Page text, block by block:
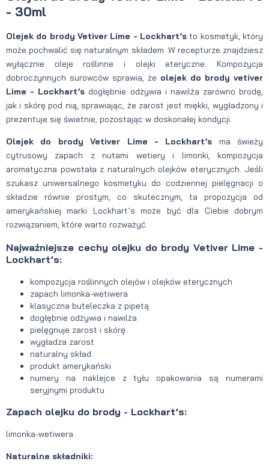
- 30ml
Olejek do brody Vetiver Lime - Lockhart’s to kosmetyk, który
może pochwalić się naturalnym składem. W recepturze znajdziesz
wyłącznie oleje roślinne i olejki eteryczne. Kompozycja
dobroczynnych surowców sprawia, że olejek do brody vetiver
Lime - Lockhart’s dogłębnie odżywia i nawilża zarówno brodę,
jak i skórę pod nią, sprawiając, że zarost jest miękki, wygładzony i
prezentuje się świetnie, pozostając w doskonałej kondycji.
Olejek do brody Vetiver Lime - Lockhart’s ma świeży
cytrusowy zapach z nutami wetiery i limonki, kompozycja
aromatyczna powstała z naturalnych olejków eterycznych. Jeśli
szukasz uniwersalnego kosmetyku do codziennej pielęgnacji o
składzie równie prostym, co skutecznym, ta propozycja od
amerykańskiej marki Lockhart’s może być dla Ciebie dobrym
rozwiązaniem, które warto rozważyć.
Najważniejsze cechy olejku do brody Vetiver Lime -
Lockhart’s:
kompozycja roślinnych olejów i olejków eterycznych
zapach limonka-wetiwera
klasyczna buteleczka z pipetą
dogłębnie odżywia i nawilża
pielęgnuje zarost i skórę
wygładza zarost
naturalny skład
produkt amerykański
numery na naklejce z tyłu opakowania są numerami
seryjnymi produktu
Zapach olejku do brody - Lockhart’s:
limonka-wetiwera
Naturalne składniki: